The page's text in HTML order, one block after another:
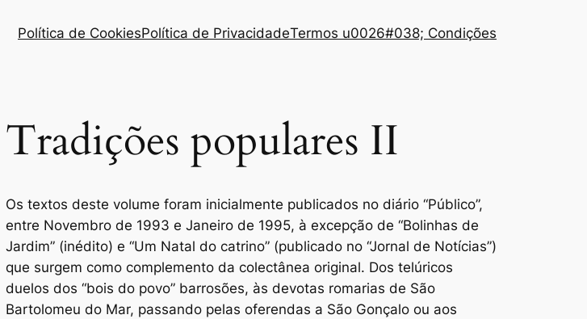
Política de CookiesPolítica de PrivacidadeTermos u0026#038; Condições
Tradições populares II
Os textos deste volume foram inicialmente publicados no diário “Público”,
entre Novembro de 1993 e Janeiro de 1995, à excepção de “Bolinhas de
Jardim” (inédito) e “Um Natal do catrino” (publicado no “Jornal de Notícias”)
que surgem como complemento da colectânea original. Dos telúricos
duelos dos “bois do povo” barrosões, às devotas romarias de São
Bartolomeu do Mar, passando pelas oferendas a São Gonçalo ou aos